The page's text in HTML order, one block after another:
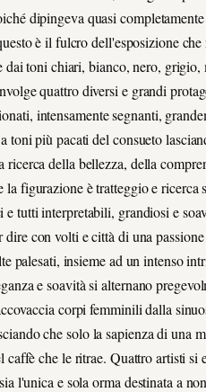
dipingeva quasi
è il fulcro dell'esposizione che
toni chiari, bianco, nero, grigio,
quattro diversi e grandi
intensamente segnanti,
toni più pacati del consueto
della bellezza, della
figurazione è tratteggio e ricerca
e tutti interpretabili, grandiosi e
con volti e città di una
palesati, insieme ad un intenso
e soavità si alternano
corpi femminili dalla
che solo la sapienza di una
che le ritrae. Quattro artisti si
l'unica e sola orma destinata a